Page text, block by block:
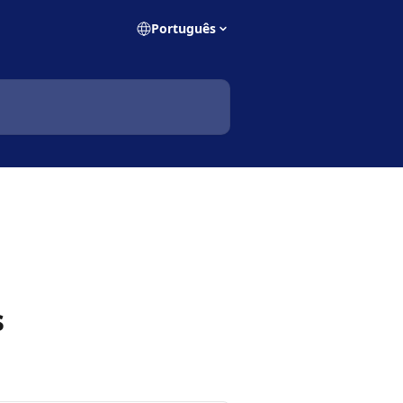
Português